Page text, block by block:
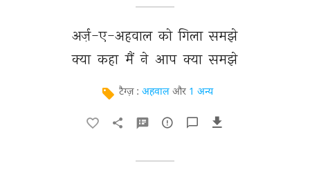
अर्ज़-ए-अहवाल को गिला समझे
क्या कहा मैं ने आप क्या समझे
टैग्ज़ : अहवाल और 1 अन्य